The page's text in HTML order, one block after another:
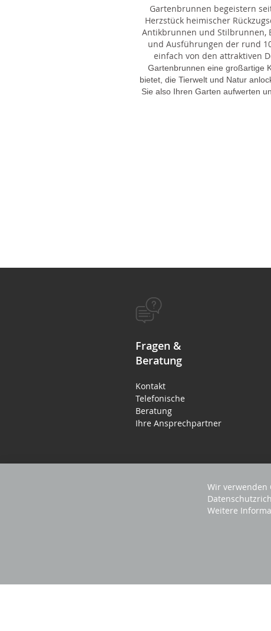
Gartenbrunnen begeistern
Herzstück heimischer
Antikbrunnen und Stilbrunnen,
und Ausführungen der rund
einfach von den attraktiven
Gartenbrunnen eine großartige
bietet, die Tierwelt und Natur
Sie also Ihren Garten aufwerten
Fragen &
Beratung
Kontakt
Telefonische
Beratung
Ihre Ansprechpartner
Wir verwenden
Weitere